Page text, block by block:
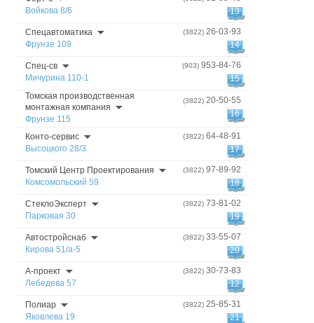
Войкова 8/6
13
Спецавтоматика
Фрунзе 109
(3822) 26-03-93
14
Спец-св
Мичурина 110-1
(903) 953-84-76
15
Томская производственная
монтажная компания
Фрунзе 115
(3822) 20-50-55
16
Конто-сервис
Высоцкого 28/3
(3822) 64-48-91
17
Томский Центр Проектирования
Комсомольский 59
(3822) 97-89-92
18
СтеклоЭксперт
Парковая 30
(3822) 73-81-02
19
Автостройснаб
Кирова 51/а-5
(3822) 33-55-07
20
А-проект
Лебедева 57
(3822) 30-73-83
12
Полиар
Яковлева 19
(3822) 25-85-31
21